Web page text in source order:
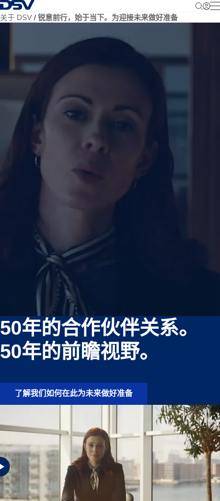
返回首页
关于 DSV 锐意前行，始于当下。为迎接未来做好准备
50年的合作伙伴关系。
50年的前瞻视野。
了解我们如何在此为未来做好准备
在充满不确定性的世界中，企业需要具备可应对各种挑战的
供应链 — 而这正是我们半个多世纪以来始终为客户所提供的